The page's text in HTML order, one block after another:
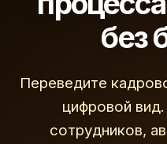
без
Переведите
цифровой
сотрудников,